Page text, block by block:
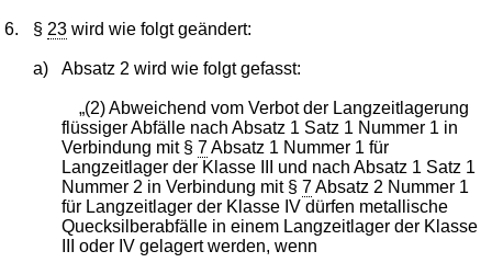
6. § 23 wird wie folgt geändert:
a) Absatz 2 wird wie folgt gefasst:
„(2) Abweichend vom Verbot der Langzeitlagerung
flüssiger Abfälle nach Absatz 1 Satz 1 Nummer 1 in
Verbindung mit § 7Absatz 1 Nummer 1 für
Langzeitlager der Klasse III und nach Absatz 1 Satz 1
Nummer 2 in Verbindung mit § 7Absatz 2 Nummer 1
für Langzeitlager der Klasse IV dürfen metallische
Quecksilberabfälle in einem Langzeitlager der Klasse
III oder IV gelagert werden, wenn